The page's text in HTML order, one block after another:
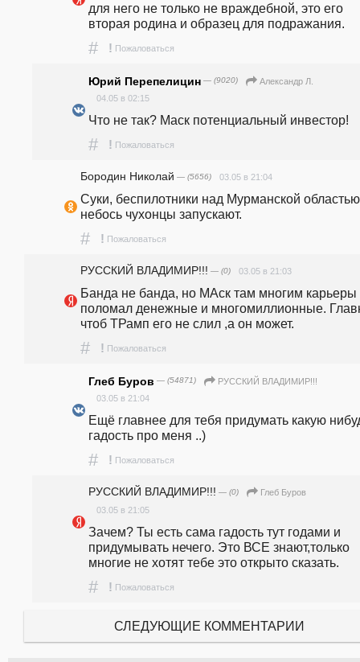
для него не только не враждебной, это его
вторая родина и образец для подражания.
# ! Пожаловаться
Юрий Перепелицин — (9020)
Александр Л.
04.05 в 02:15
Что не так? Маск потенциальный инвестор!
# ! Пожаловаться
Бородин Николай — (5656) 03.05 в 21:04
Суки, беспилотники над Мурманской областью
небось чухонцы запускают.
# ! Пожаловаться
РУССКИЙ ВЛАДИМИР!!! — (0) 03.05 в 21:03
Банда не банда, но МАск там многим карьеры
поломал денежные и многомиллионные.
чтоб ТРамп его не слил ,а он может.
# ! Пожаловаться
Глеб Буров — (54871)
РУССКИЙ ВЛАДИМИР!!!
03.05 в 21:04
Ещё главнее для тебя придумать какую
гадость про меня ..)
# ! Пожаловаться
РУССКИЙ ВЛАДИМИР!!! — (0)
Глеб Буров
03.05 в 21:05
Зачем? Ты есть сама гадость тут годами и
придумывать нечего. Это ВСЕ знают,только
многие не хотят тебе это открыто сказать.
# ! Пожаловаться
СЛЕДУЮЩИЕ КОММЕНТАРИИ